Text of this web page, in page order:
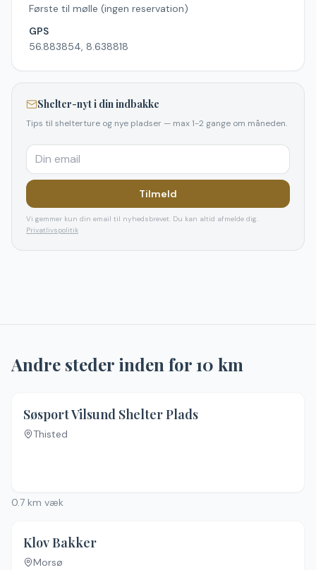
Første til mølle (ingen reservation)
GPS
56.883854, 8.638818
Shelter-nyt i din indbakke
Tips til shelterture og nye pladser — max 1-2 gange om måneden.
Tilmeld
Vi gemmer kun din email til nyhedsbrevet. Du kan altid afmelde dig.
Privatlivspolitik
Andre steder inden for10 km
Søsport Vilsund Shelter Plads
Thisted
0.7 km væk
Klov Bakker
Morsø